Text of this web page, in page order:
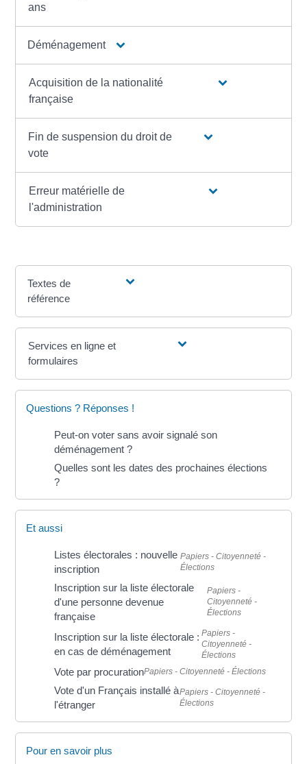
ans
Déménagement
Acquisition de la nationalité
française
Fin de suspension du droit de
vote
Erreur matérielle de
l'administration
Textes de
référence
Services en ligne et
formulaires
Questions ? Réponses !
Peut-on voter sans avoir signalé son
déménagement ?
Quelles sont les dates des prochaines élections
?
Et aussi
Listes électorales : nouvelle
inscription
Papiers - Citoyenneté -
Élections
Inscription sur la liste électorale
d'une personne devenue
française
Papiers -
Citoyenneté -
Élections
Inscription sur la liste électorale :
en cas de déménagement
Papiers -
Citoyenneté -
Élections
Vote par procurationPapiers - Citoyenneté - Élections
Vote d'un Français installé à
l'étranger
Papiers - Citoyenneté -
Élections
Pour en savoir plus